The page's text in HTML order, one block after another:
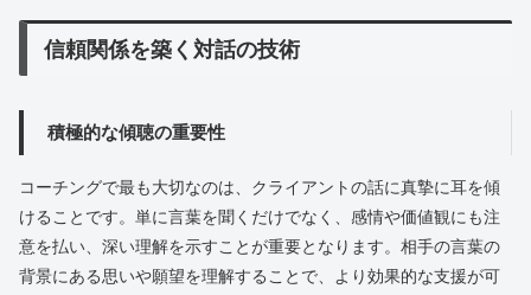
信頼関係を築く対話の技術
積極的な傾聴の重要性
コーチングで最も大切なのは、クライアントの話に真摯に耳を傾
けることです。単に言葉を聞くだけでなく、感情や価値観にも注
意を払い、深い理解を示すことが重要となります。相手の言葉の
背景にある思いや願望を理解することで、より効果的な支援が可